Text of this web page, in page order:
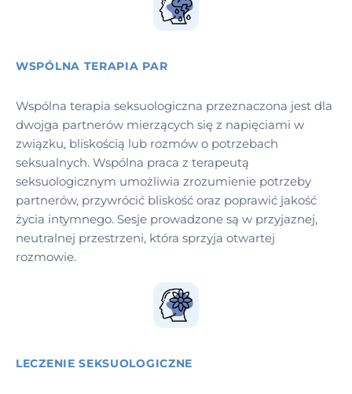
WSPÓLNA TERAPIA PAR
Wspólna terapia seksuologiczna przeznaczona jest dla
dwojga partnerów mierzących się z napięciami w
związku, bliskością lub rozmów o potrzebach
seksualnych. Wspólna praca z terapeutą
seksuologicznym umożliwia zrozumienie potrzeby
partnerów, przywrócić bliskość oraz poprawić jakość
życia intymnego. Sesje prowadzone są w przyjaznej,
neutralnej przestrzeni, która sprzyja otwartej
rozmowie.
LECZENIE SEKSUOLOGICZNE